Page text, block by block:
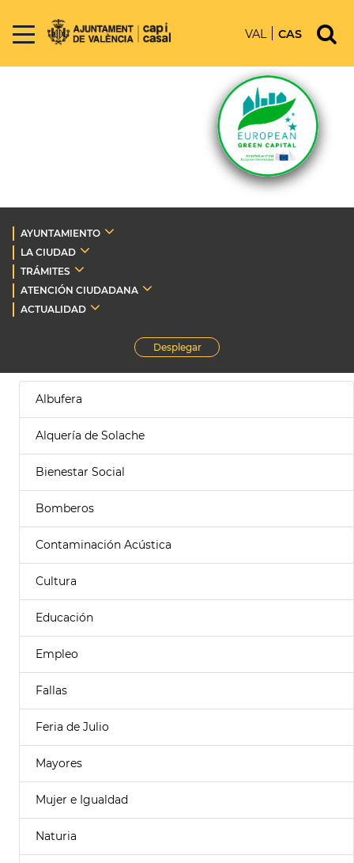
VAL CAS
AYUNTAMIENTO
LA CIUDAD
TRÁMITES
ATENCIÓN CIUDADANA
ACTUALIDAD
Desplegar
Albufera
Alquería de Solache
Bienestar Social
Bomberos
Contaminación Acústica
Cultura
Educación
Empleo
Fallas
Feria de Julio
Mayores
Mujer e Igualdad
Naturia